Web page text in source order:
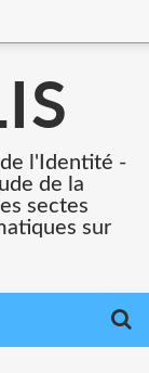
l'Identité -
de la
sectes
sur